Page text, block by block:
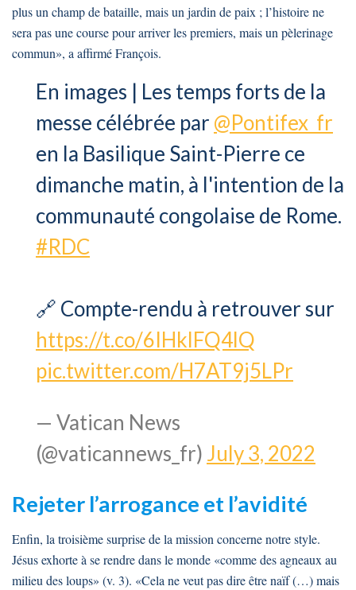
plus un champ de bataille, mais un jardin de paix ; l’histoire ne
sera pas une course pour arriver les premiers, mais un pèlerinage
commun», a affirmé François.
En images | Les temps forts de la
messe célébrée par @Pontifex_fr
en la Basilique Saint-Pierre ce
dimanche matin, à l'intention de la
communauté congolaise de Rome.
#RDC
🔗 Compte-rendu à retrouver sur
https://t.co/6IHklFQ4lQ
pic.twitter.com/H7AT9j5LPr
— Vatican News
(@vaticannews_fr) July 3, 2022
Rejeter l’arrogance et l’avidité
Enfin, la troisième surprise de la mission concerne notre style.
Jésus exhorte à se rendre dans le monde «comme des agneaux au
milieu des loups» (v. 3). «Cela ne veut pas dire être naïf (…) mais